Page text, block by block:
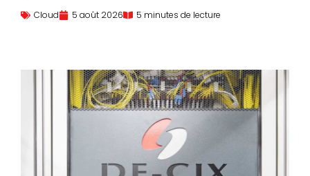
Cloud 5 août 2026 5 minutes de lecture